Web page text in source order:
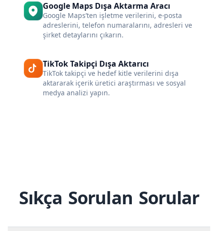
Google Maps Dışa Aktarma Aracı
Google Maps’ten işletme verilerini, e-posta
adreslerini, telefon numaralarını, adresleri ve
şirket detaylarını çıkarın.
TikTok Takipçi Dışa Aktarıcı
TikTok takipçi ve hedef kitle verilerini dışa
aktararak içerik üretici araştırması ve sosyal
medya analizi yapın.
Sıkça Sorulan Sorular